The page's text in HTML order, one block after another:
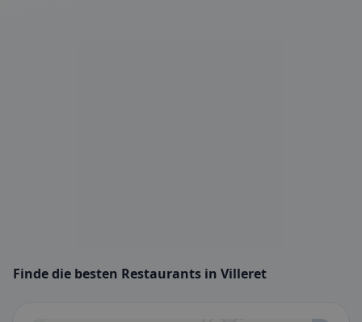
Finde die besten Restaurants in Villeret